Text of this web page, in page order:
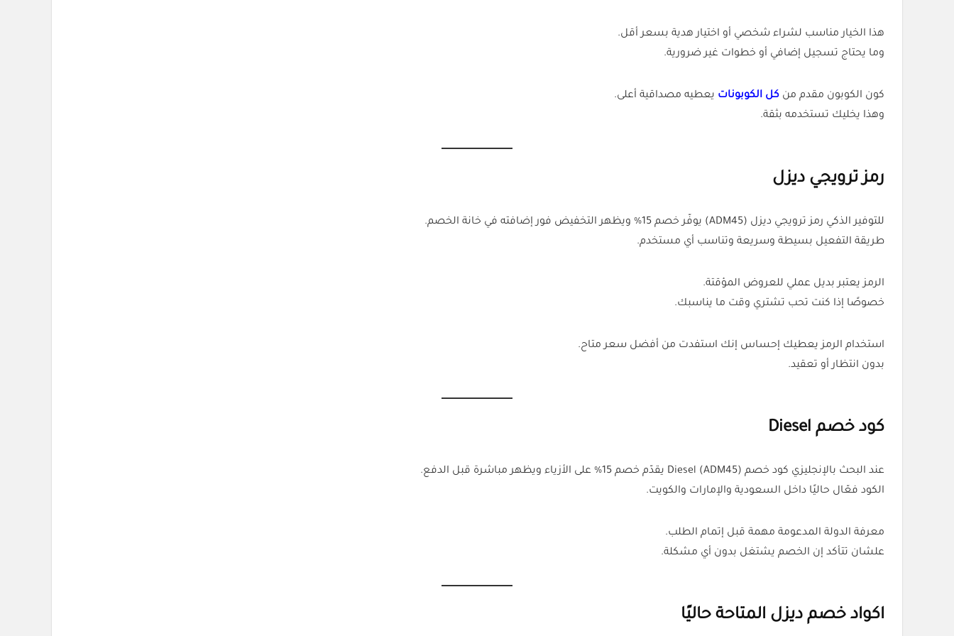
هذا الخيار مناسب لشراء شخصي أو اختيار هدية بسعر أقل.
وما يحتاج تسجيل إضافي أو خطوات غير ضرورية.
كون الكوبون مقدم من كل الكوبونات يعطيه مصداقية أعلى.
وهذا يخليك تستخدمه بثقة.
رمز ترويجي ديزل
للتوفير الذكي رمز ترويجي ديزل (ADM45) يوفّر خصم 15% ويظهر التخفيض فور إضافته في خانة الخصم.
طريقة التفعيل بسيطة وسريعة وتناسب أي مستخدم.
الرمز يعتبر بديل عملي للعروض المؤقتة.
خصوصًا إذا كنت تحب تشتري وقت ما يناسبك.
استخدام الرمز يعطيك إحساس إنك استفدت من أفضل سعر متاح.
بدون انتظار أو تعقيد.
كود خصم Diesel
عند البحث بالإنجليزي كود خصم Diesel (ADM45) يقدّم خصم 15% على الأزياء ويظهر مباشرة قبل الدفع.
الكود فعّال حاليًا داخل السعودية والإمارات والكويت.
معرفة الدولة المدعومة مهمة قبل إتمام الطلب.
علشان تتأكد إن الخصم يشتغل بدون أي مشكلة.
اكواد خصم ديزل المتاحة حاليًا